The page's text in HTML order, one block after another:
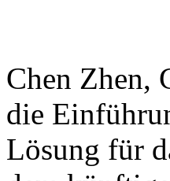
Chen Zhen,
die
Lösung für